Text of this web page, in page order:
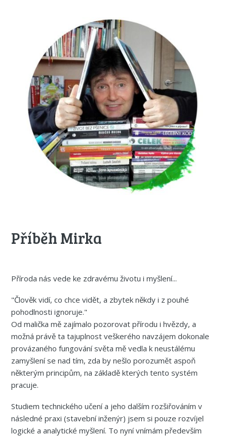
Příběh Mirka
Příroda nás vede ke zdravému životu i myšlení...
"Člověk vidí, co chce vidět, a zbytek někdy i z pouhé
pohodlnosti ignoruje."
Od malička mě zajímalo pozorovat přírodu i hvězdy, a
možná právě ta tajuplnost veškerého navzájem dokonale
provázaného fungování světa mě vedla k neustálému
zamyšlení se nad tím, zda by nešlo porozumět aspoň
některým principům, na základě kterých tento systém
pracuje.
Studiem technického učení a jeho dalším rozšiřováním v
následné praxi (stavební inženýr) jsem si pouze rozvíjel
logické a analytické myšlení. To nyní vnímám především